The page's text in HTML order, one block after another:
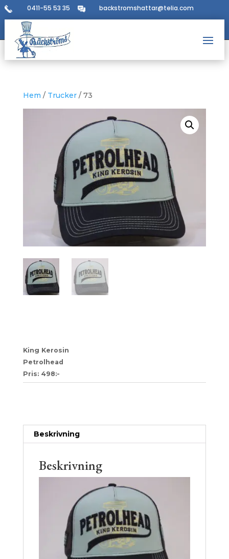
0411-55 53 35 backstromshattar@telia.com
Hem / Trucker/ 73
King Kerosin
Petrolhead
Pris: 498:-
Beskrivning
Beskrivning